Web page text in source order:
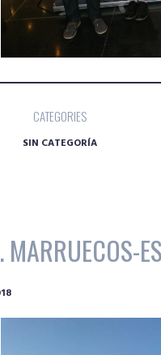
CATEGORIES
SIN CATEGORÍA
MARRUECOS-